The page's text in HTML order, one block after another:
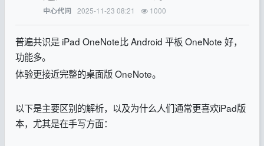
中心代问 2025-11-23 08:21 1000
普遍共识是 iPad OneNote比 Android 平板 OneNote 好，
功能多。
体验更接近完整的桌面版 OneNote。
以下是主要区别的解析，以及为什么人们通常更喜欢iPad版
本，尤其是在手写方面：